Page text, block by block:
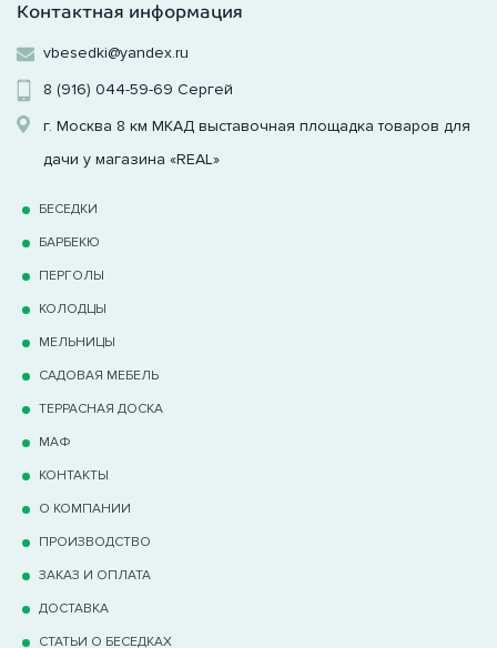
Контактная информация
vbesedki@yandex.ru
8 (916) 044-59-69 Сергей
г. Москва 8 км МКАД выставочная площадка товаров для
дачи у магазина «REAL»
БЕСЕДКИ
БАРБЕКЮ
ПЕРГОЛЫ
КОЛОДЦЫ
МЕЛЬНИЦЫ
САДОВАЯ МЕБЕЛЬ
ТЕРРАCНАЯ ДОСКА
МАФ
КОНТАКТЫ
О КОМПАНИИ
ПРОИЗВОДСТВО
ЗАКАЗ И ОПЛАТА
ДОСТАВКА
СТАТЬИ О БЕСЕДКАХ